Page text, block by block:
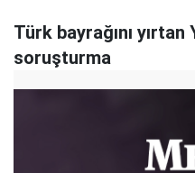
Türk bayrağını
soruşturma